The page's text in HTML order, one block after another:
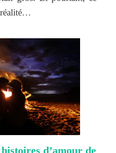
réalité…
d’amour de